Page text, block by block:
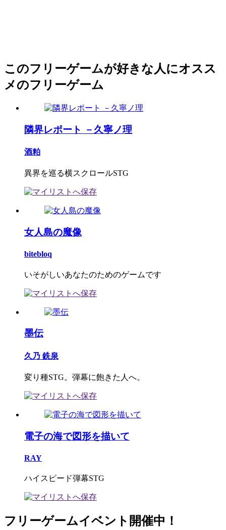
このフリーゲームが好きな人にオスス
メのフリーゲーム
隣界レポート －久寧ノ理
酒粕
異界を巡る横スクロールSTG
女人島の魔像
bitebloq
いそがしいあなたのためのゲームです
墨伝
久乃 銑泉
変り種STG。弾幕に飽きた人へ。
電子の海で図形を描いて
RAY
ハイスピード弾幕STG
フリーゲームイベント開催中！